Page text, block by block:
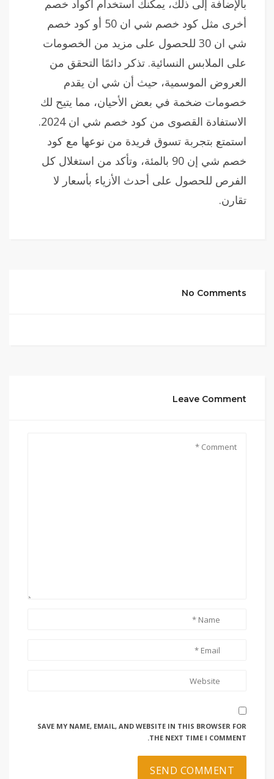
بالإضافة إلى ذلك، يمكنك استخدام أكواد خصم
أخرى مثل كود خصم شي ان 50 أو كود خصم
شي ان 30 للحصول على مزيد من الخصومات
على الملابس النسائية. تذكر دائمًا التحقق من
العروض الموسمية، حيث أن شي ان يقدم
خصومات ضخمة في بعض الأحيان، مما يتيح لك
الاستفادة القصوى من كود خصم شي ان 2024.
استمتع بتجربة تسوق فريدة من نوعها مع كود
خصم شي إن 90 بالمئة، وتأكد من استغلال كل
الفرص للحصول على أحدث الأزياء بأسعار لا
تقارن.
No Comments
Leave Comment
SAVE MY NAME, EMAIL, AND WEBSITE IN THIS BROWSER FOR
THE NEXT TIME I COMMENT.